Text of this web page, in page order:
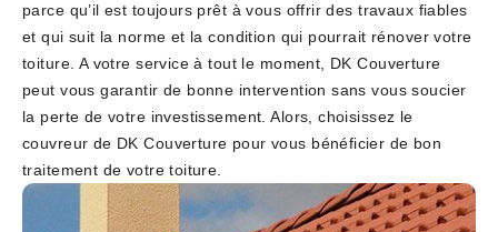
parce qu’il est toujours prêt à vous offrir des travaux fiables
et qui suit la norme et la condition qui pourrait rénover votre
toiture. A votre service à tout le moment, DK Couverture
peut vous garantir de bonne intervention sans vous soucier
la perte de votre investissement. Alors, choisissez le
couvreur de DK Couverture pour vous bénéficier de bon
traitement de votre toiture.